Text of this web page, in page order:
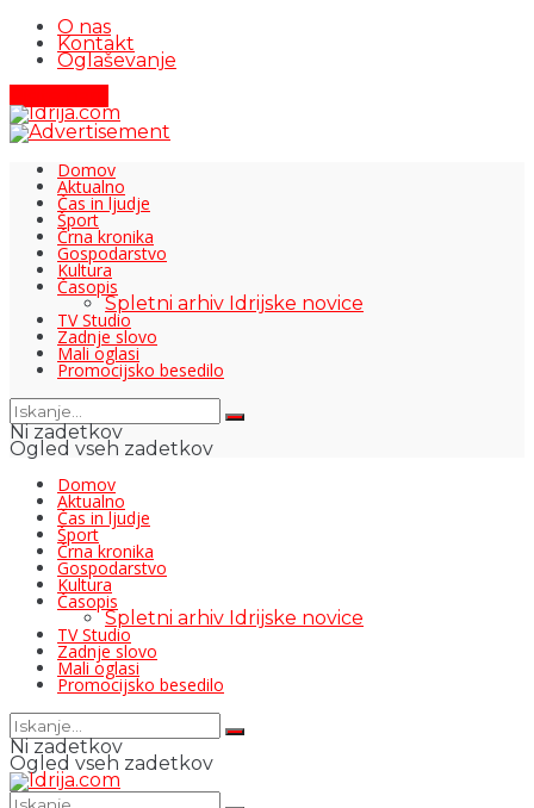
O nas
Kontakt
Oglaševanje
Domov
Aktualno
Čas in ljudje
Šport
Črna kronika
Gospodarstvo
Kultura
Časopis
Spletni arhiv Idrijske novice
TV Studio
Zadnje slovo
Mali oglasi
Promocijsko besedilo
Ni zadetkov
Ogled vseh zadetkov
Domov
Aktualno
Čas in ljudje
Šport
Črna kronika
Gospodarstvo
Kultura
Časopis
Spletni arhiv Idrijske novice
TV Studio
Zadnje slovo
Mali oglasi
Promocijsko besedilo
Ni zadetkov
Ogled vseh zadetkov